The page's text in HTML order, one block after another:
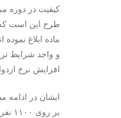
کیفیت در دوره
ماده ابلاغ
و واجد شرایط
افزایش نرخ
ایشان در ادامه
بر